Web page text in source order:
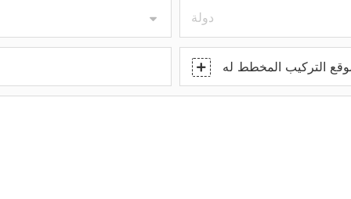
دولة
التركيب المخطط له